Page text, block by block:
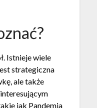
Istnieje wiele
strategiczna
ale także
jak Pandemia